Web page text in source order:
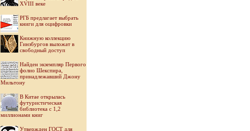
XVIII веке
РГБ предлагает выбрать
книги для оцифровки
Книжную коллекцию
Гинзбургов выложат в
свободный доступ
Найден экземпляр Первого
фолио Шекспира,
принадлежавший Джону
Мильтону
В Китае открылась
футуристическая
библиотека с 1,2
миллионами книг
Утвержден ГОСТ для